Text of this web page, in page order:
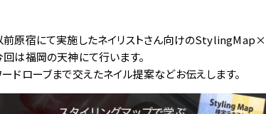
前原宿にて実施したネイリストさん向けのStylingMap×
回は福岡の天神にて行います。
ードローブまで交えたネイル提案などお伝えします。